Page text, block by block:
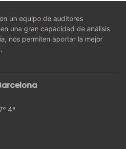
un equipo de auditores
una gran capacidad de análisis
nos permiten aportar la mejor
4ª